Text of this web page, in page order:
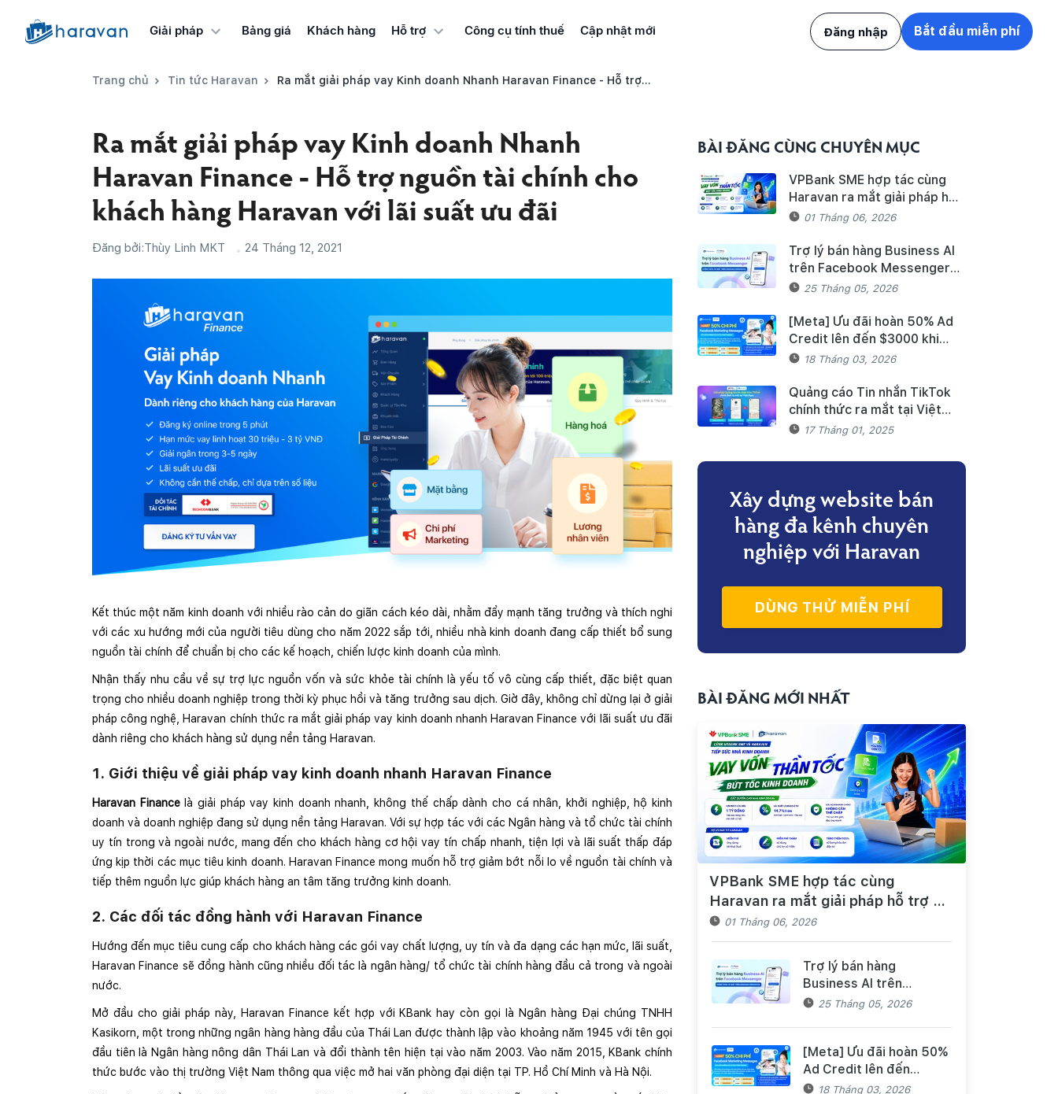
Giải pháp Bảng giá Khách hàng Hỗ trợ Công cụ tính thuế Cập nhật mới Đăng nhập Bắt đầu miễn phí
Trang chủ Tin tức Haravan Ra mắt giải pháp vay Kinh doanh Nhanh Haravan Finance - Hỗ trợ nguồn tài chính cho khách hàng Haravan với lãi suất ưu đãi
Ra mắt giải pháp vay Kinh doanh Nhanh
Haravan Finance - Hỗ trợ nguồn tài chính cho
khách hàng Haravan với lãi suất ưu đãi
Đăng bởi:Thùy Linh MKT 24 Tháng 12, 2021
Kết thúc một năm kinh doanh với nhiều rào cản do giãn cách kéo dài, nhằm đẩy mạnh tăng trưởng và thích nghi
với các xu hướng mới của người tiêu dùng cho năm 2022 sắp tới, nhiều nhà kinh doanh đang cấp thiết bổ sung
nguồn tài chính để chuẩn bị cho các kế hoạch, chiến lược kinh doanh của mình.
Nhận thấy nhu cầu về sự trợ lực nguồn vốn và sức khỏe tài chính là yếu tố vô cùng cấp thiết, đặc biệt quan
trọng cho nhiều doanh nghiệp trong thời kỳ phục hồi và tăng trưởng sau dịch. Giờ đây, không chỉ dừng lại ở giải
pháp công nghệ, Haravan chính thức ra mắt giải pháp vay kinh doanh nhanh Haravan Finance với lãi suất ưu đãi
dành riêng cho khách hàng sử dụng nền tảng Haravan.
1. Giới thiệu về giải pháp vay kinh doanh nhanh Haravan Finance
Haravan Financelà giải pháp vay kinh doanh nhanh, không thế chấp dành cho cá nhân, khởi nghiệp, hộ kinh
doanh và doanh nghiệp đang sử dụng nền tảng Haravan. Với sự hợp tác với các Ngân hàng và tổ chức tài chính
uy tín trong và ngoài nước, mang đến cho khách hàng cơ hội vay tín chấp nhanh, tiện lợi và lãi suất thấp đáp
ứng kịp thời các mục tiêu kinh doanh. Haravan Finance mong muốn hỗ trợ giảm bớt nỗi lo về nguồn tài chính và
tiếp thêm nguồn lực giúp khách hàng an tâm tăng trưởng kinh doanh.
2. Các đối tác đồng hành với Haravan Finance
Hướng đến mục tiêu cung cấp cho khách hàng các gói vay chất lượng, uy tín và đa dạng các hạn mức, lãi suất,
Haravan Finance sẽ đồng hành cũng nhiều đối tác là ngân hàng/ tổ chức tài chính hàng đầu cả trong và ngoài
nước.
Mở đầu cho giải pháp này, Haravan Finance kết hợp với KBank hay còn gọi là Ngân hàng Đại chúng TNHH
Kasikorn, một trong những ngân hàng hàng đầu của Thái Lan được thành lập vào khoảng năm 1945 với tên gọi
đầu tiên là Ngân hàng nông dân Thái Lan và đổi thành tên hiện tại vào năm 2003. Vào năm 2015, KBank chính
thức bước vào thị trường Việt Nam thông qua việc mở hai văn phòng đại diện tại TP. Hồ Chí Minh và Hà Nội.
BÀI ĐĂNG CÙNG CHUYÊN MỤC
VPBank SME hợp tác cùng
Haravan ra mắt giải pháp hỗ
trợ Hộ kinh doanh/Doanh
quản lý thuế, hóa đơn điện tử
hiệu quả
01 Tháng 06, 2026
Trợ lý bán hàng Business AI
trên Facebook Messenger
chính thức có mặt trên
25 Tháng 05, 2026
[Meta] Ưu đãi hoàn 50% Ad
Credit lên đến $3000 khi
triển khai Facebook
cho khách hàng Haravan
18 Tháng 03, 2026
Quảng cáo Tin nhắn TikTok
chính thức ra mắt tại Việt
Nam - Bùng nổ doanh số mùa
17 Tháng 01, 2025
Xây dựng website bán
hàng đa kênh chuyên
nghiệp với Haravan
DÙNG THỬ MIỄN PHÍ
BÀI ĐĂNG MỚI NHẤT
VPBank SME hợp tác cùng
Haravan ra mắt giải pháp hỗ trợ Hộ
kinh doanh/Doanh nghiệp tiếp cận
nguồn vốn và quản lý thuế, hóa
đơn điện tử hiệu quả
01 Tháng 06, 2026
Trợ lý bán hàng
Business AI trên
Facebook Messenger
25 Tháng 05, 2026
[Meta] Ưu đãi hoàn 50%
Ad Credit lên đến
$3000 khi triển khai
18 Tháng 03, 2026